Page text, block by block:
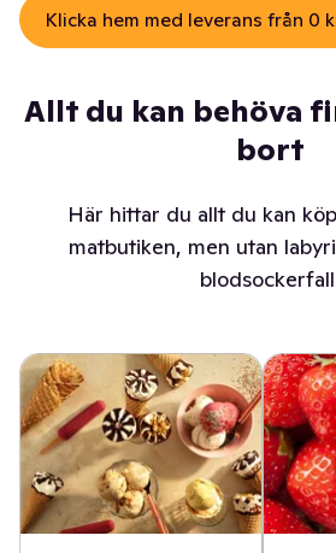
Klicka hem med leverans från 0
Allt du kan behöva
bort
Här hittar du allt du kan
matbutiken, men utan